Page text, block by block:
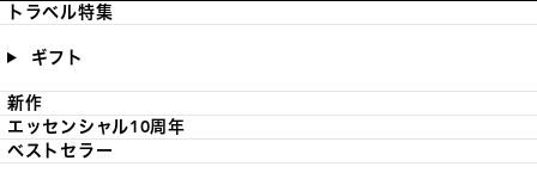
トラベル特集
ギフト
新作
エッセンシャル10周年
ベストセラー